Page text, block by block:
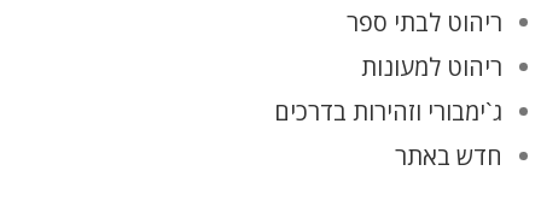
ריהוט לבתי ספר
ריהוט למעונות
ג`ימבורי וזהירות בדרכים
חדש באתר